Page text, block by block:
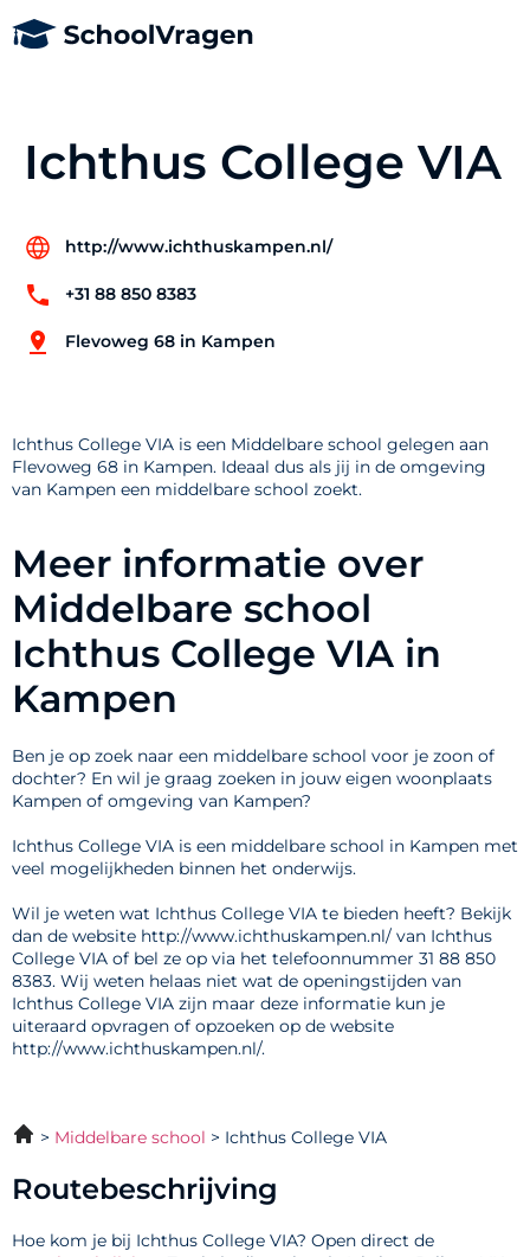
Ichthus College VIA
http://www.ichthuskampen.nl/
+31 88 850 8383
Flevoweg 68 in Kampen
Ichthus College VIA is een Middelbare school gelegen aan
Flevoweg 68 in Kampen. Ideaal dus als jij in de omgeving
van Kampen een middelbare school zoekt.
Meer informatie over
Middelbare school
Ichthus College VIA in
Kampen
Ben je op zoek naar een middelbare school voor je zoon of
dochter? En wil je graag zoeken in jouw eigen woonplaats
Kampen of omgeving van Kampen?
Ichthus College VIA is een middelbare school in Kampen met
veel mogelijkheden binnen het onderwijs.
Wil je weten wat Ichthus College VIA te bieden heeft? Bekijk
dan de website http://www.ichthuskampen.nl/ van Ichthus
College VIA of bel ze op via het telefoonnummer 31 88 850
8383. Wij weten helaas niet wat de openingstijden van
Ichthus College VIA zijn maar deze informatie kun je
uiteraard opvragen of opzoeken op de website
http://www.ichthuskampen.nl/.
Middelbare school Ichthus College VIA
Routebeschrijving
Hoe kom je bij Ichthus College VIA? Open direct de